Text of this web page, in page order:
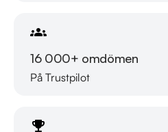
16 000+ omdömen
På Trustpilot